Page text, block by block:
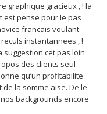
graphique gracieux , ! la
est pense pour le pas
francais voulant
instantannees , !
cet pas loin
des clients seul
qu’un profitabilite
la somme aise. De le
backgrounds encore